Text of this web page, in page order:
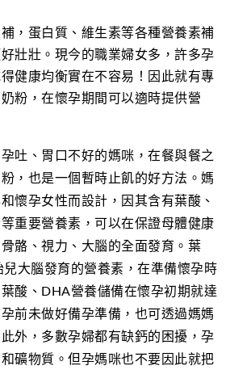
，蛋白質、維生素等各種營養素補
壯壯。現今的職業婦女多，許多孕
健康均衡實在不容易！因此就有專
粉，在懷孕期間可以適時提供營
吐、胃口不好的媽咪，在餐與餐之
，也是一個暫時止飢的好方法。媽
懷孕女性而設計，因其含有葉酸、
重要營養素，可以在保證母體健康
骼、視力、大腦的全面發育。葉
大腦發育的營養素，在準備懷孕時
酸、DHA營養儲備在懷孕初期就達
前未做好備孕準備，也可透過媽媽
外，多數孕婦都有缺鈣的困擾，孕
礦物質。但孕媽咪也不要因此就把